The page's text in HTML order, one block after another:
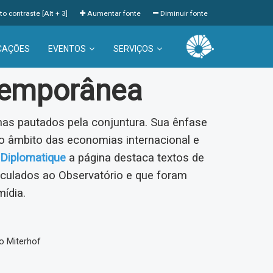
Diminuir fonte
Aumentar fonte
contraste [Alt + 3]
EVENTOS SERVIÇOS
pautados pela conjuntura. Sua ênfase
âmbito das economias internacional e
a página destaca textos de
ao Observatório e que foram
Miterhof